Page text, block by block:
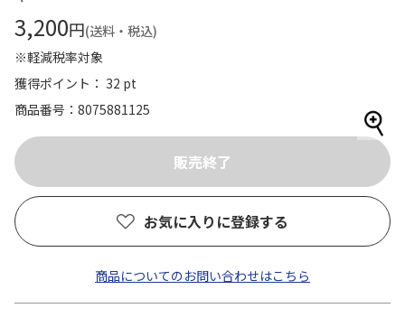
3,200円(送料・税込)
※軽減税率対象
獲得ポイント： 32 pt
商品番号
8075881125
お気に入りに登録する
商品についてのお問い合わせはこちら